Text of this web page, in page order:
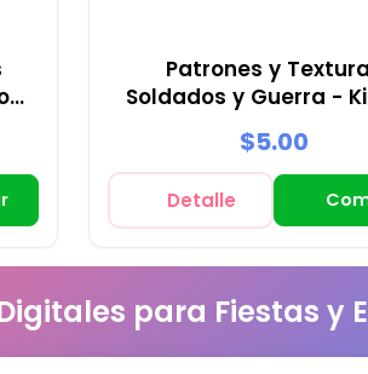
Patrones y
Soldados y Guerra -
Scrapbook y Fiestas
$5.00
Detalle
para Fiestas y